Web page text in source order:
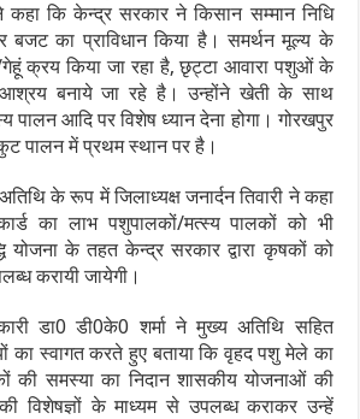
कि केन्द्र सरकार ने किसान सम्मान निधि
बजट का प्राविधान किया है। समर्थन मूल्य के
क्रय किया जा रहा है, छृट्टा आवारा पशुओं के
बनाये जा रहे है। उन्होंने खेती के साथ
आदि पर विशेष ध्यान देना होगा। गोरखपुर
पालन में प्रथम स्थान पर है।
के रूप में जिलाध्यक्ष जनार्दन तिवारी ने कहा
का लाभ पशुपालकों/मत्स्य पालकों को भी
योजना के तहत केन्द्र सरकार द्वारा कृषकों को
करायी जायेगी।
डा0 डी0के0 शर्मा ने मुख्य अतिथि सहित
का स्वागत करते हुए बताया कि वृहद पशु मेले का
की समस्या का निदान शासकीय योजनाओं की
विशेषज्ञों के माध्यम से उपलब्ध कराकर उन्हें